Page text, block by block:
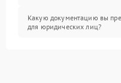
Какую документацию вы
для юридических лиц?